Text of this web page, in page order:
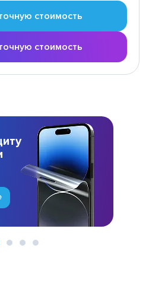
стоимость
стоимость